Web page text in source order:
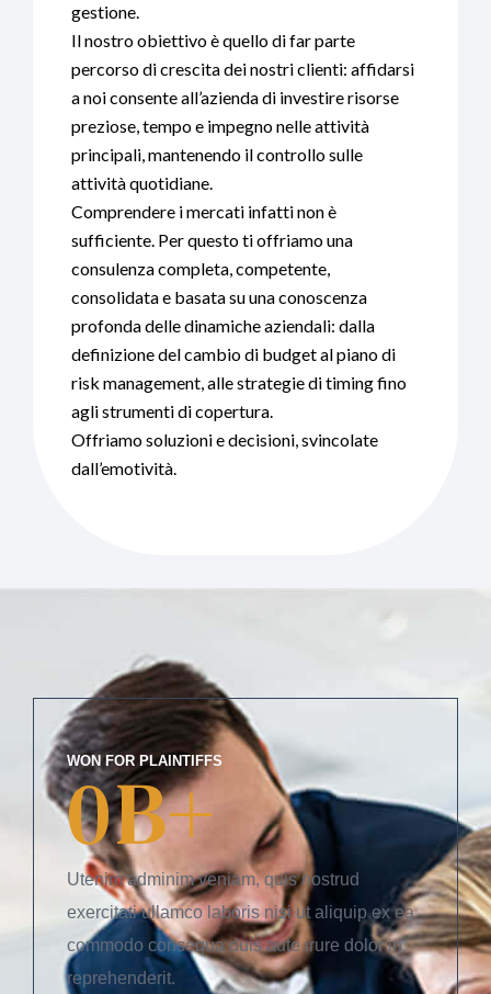
gestione.
Il nostro obiettivo è quello di far parte
percorso di crescita dei nostri clienti: affidarsi
a noi consente all’azienda di investire risorse
preziose, tempo e impegno nelle attività
principali, mantenendo il controllo sulle
attività quotidiane.
Comprendere i mercati infatti non è
sufficiente. Per questo ti offriamo una
consulenza completa, competente,
consolidata e basata su una conoscenza
profonda delle dinamiche aziendali: dalla
definizione del cambio di budget al piano di
risk management, alle strategie di timing fino
agli strumenti di copertura.
Offriamo soluzioni e decisioni, svincolate
dall’emotività.
WON FOR PLAINTIFFS
0B+
Utenim adminim veniam, quis nostrud
exercitati ullamco laboris nisi ut aliquip ex ea
commodo consequa duis aute irure dolor in
reprehenderit.